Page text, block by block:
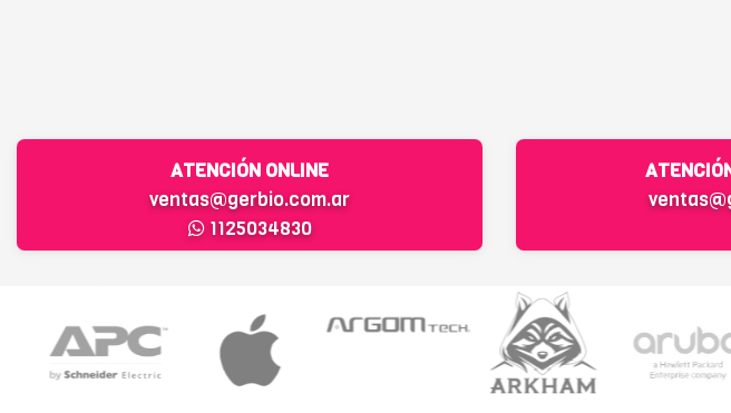
ATENCIÓN ONLINE
ventas@gerbio.com.ar
1125034830